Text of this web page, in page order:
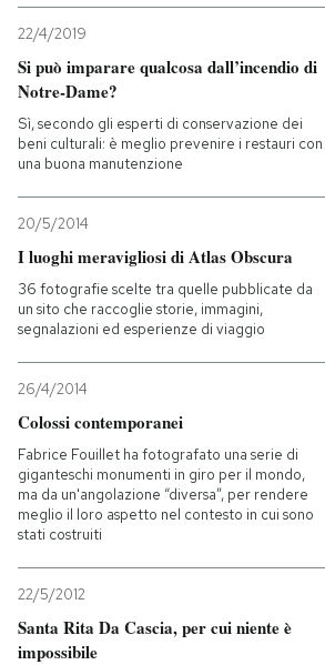
22/4/2019
Si può imparare qualcosa dall’incendio di
Notre-Dame?
Sì, secondo gli esperti di conservazione dei
beni culturali: è meglio prevenire i restauri con
una buona manutenzione
20/5/2014
I luoghi meravigliosi di Atlas Obscura
36 fotografie scelte tra quelle pubblicate da
un sito che raccoglie storie, immagini,
segnalazioni ed esperienze di viaggio
26/4/2014
Colossi contemporanei
Fabrice Fouillet ha fotografato una serie di
giganteschi monumenti in giro per il mondo,
ma da un'angolazione “diversa”, per rendere
meglio il loro aspetto nel contesto in cui sono
stati costruiti
22/5/2012
Santa Rita Da Cascia, per cui niente è
impossibile